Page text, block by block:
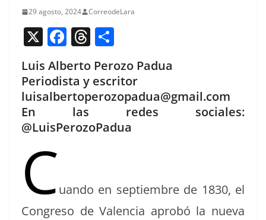
29 agosto, 2024 CorreodeLara
X F
c
e
b
o
T
h
re
a
s
m
p
ar
tir
Luis Alberto Perozo Padua
Periodista y escritor
luisalbertoperozopadua@gmail.com
En las redes sociales:
@LuisPerozoPadua
Cuan­do en sep­tiem­bre de 1830, el
Con­gre­so de Valen­cia aprobó la nue­va